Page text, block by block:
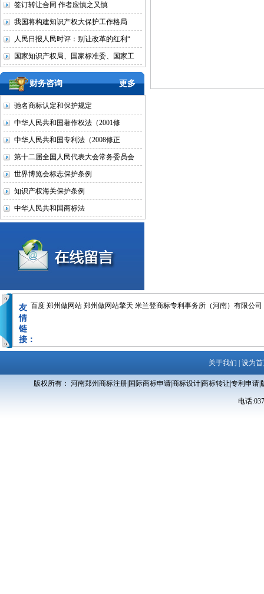
签订转让合同 作者应慎之又慎
我国将构建知识产权大保护工作格局
人民日报人民时评：别让改革的红利“
国家知识产权局、国家标准委、国家工
财务咨询 更多
驰名商标认定和保护规定
中华人民共和国著作权法（2001修
中华人民共和国专利法（2008修正
第十二届全国人民代表大会常务委员会
世界博览会标志保护条例
知识产权海关保护条例
中华人民共和国商标法
友
情
链
接：
百度 郑州做网站 郑州做网站擎天 米兰登商标专利事务所（河南）有限公司
关于我们 设为
版权所有： 河南郑州商标注册|国际商标申请|商标设计|商标转让|专利申
电话